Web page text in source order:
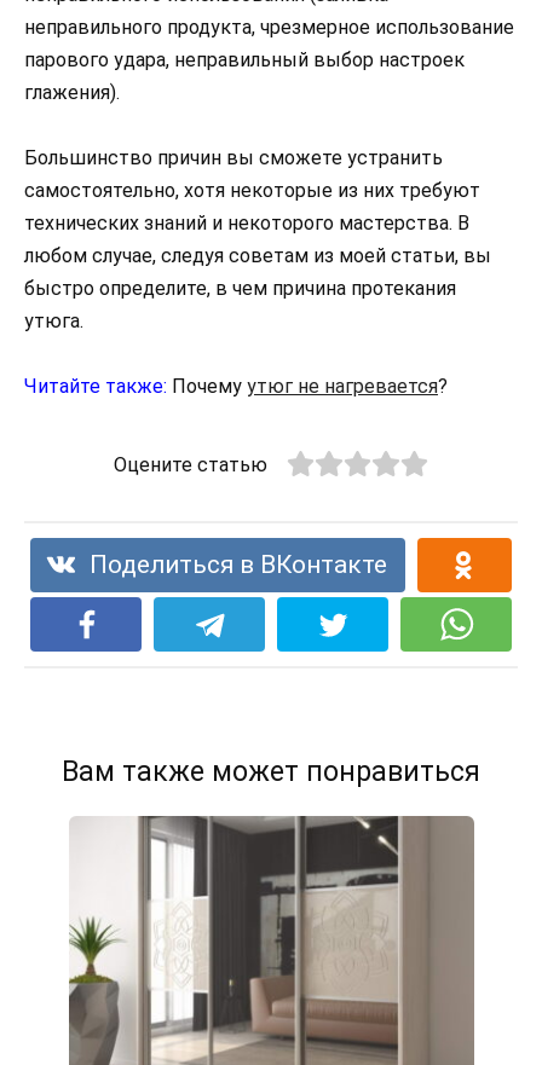
неправильного продукта, чрезмерное использование
парового удара, неправильный выбор настроек
глажения).
Большинство причин вы сможете устранить
самостоятельно, хотя некоторые из них требуют
технических знаний и некоторого мастерства. В
любом случае, следуя советам из моей статьи, вы
быстро определите, в чем причина протекания
утюга.
Читайте также: Почему утюг не нагревается?
Оцените статью
Поделиться в ВКонтакте
Вам также может понравиться